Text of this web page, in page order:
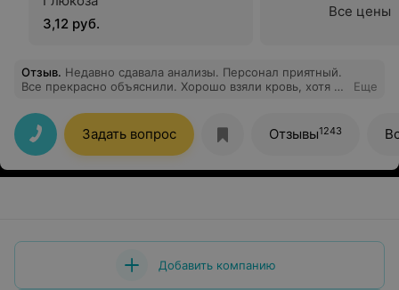
3,12 руб.
Все цены
Отзыв. Недавно сдавала анализы. Персонал приятный.
Все прекрасно объяснили. Хорошо взяли кровь, хотя с
Еще
Задать вопрос Отзывы1243
Добавить компанию